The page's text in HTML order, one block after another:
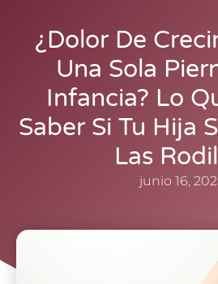
¿Dolor De
Una Sola
Infancia? Lo
Saber Si Tu Hija
Las
junio 16,